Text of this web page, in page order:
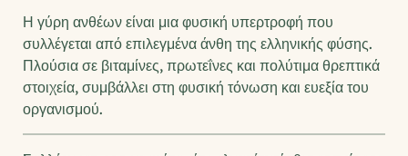
Η γύρη ανθέων είναι μια φυσική υπερτροφή που
συλλέγεται από επιλεγμένα άνθη της ελληνικής φύσης.
Πλούσια σε βιταμίνες, πρωτεΐνες και πολύτιμα θρεπτικά
στοιχεία, συμβάλλει στη φυσική τόνωση και ευεξία του
οργανισμού.